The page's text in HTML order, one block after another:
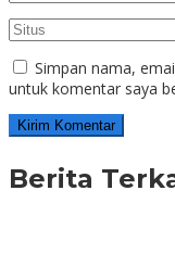
Simpan nama,
untuk komentar saya
Berita